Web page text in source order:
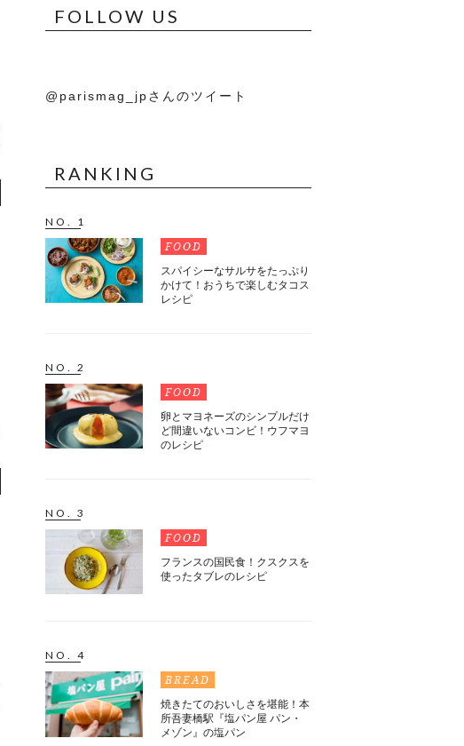
FOLLOW US
@parismag_jpさんのツイート
RANKING
NO. 1
FOOD
スパイシーなサルサをたっぷり
かけて！おうちで楽しむタコス
レシピ
NO. 2
FOOD
卵とマヨネーズのシンプルだけ
ど間違いないコンビ！ウフマヨ
のレシピ
NO. 3
FOOD
フランスの国民食！クスクスを
使ったタブレのレシピ
NO. 4
BREAD
焼きたてのおいしさを堪能！本
所吾妻橋駅『塩パン屋 パン・
メゾン』の塩パン